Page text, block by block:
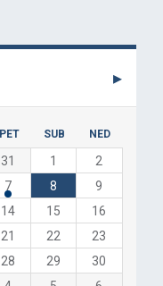
PET SUB NED
31 1
2
7 8
9
14 15
16
21 22
23
28 29
30